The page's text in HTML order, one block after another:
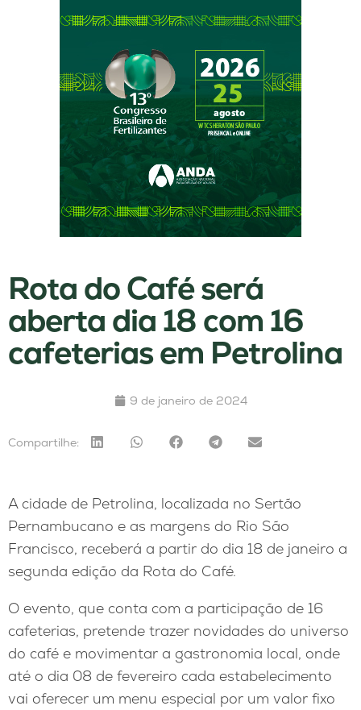
Rota do Café será
aberta dia 18 com 16
cafeterias em Petrolina
9 de janeiro de 2024
Compartilhe:
A cidade de Petrolina, localizada no Sertão
Pernambucano e as margens do Rio São
Francisco, receberá a partir do dia 18 de janeiro a
segunda edição da Rota do Café.
O evento, que conta com a participação de 16
cafeterias, pretende trazer novidades do universo
do café e movimentar a gastronomia local, onde
até o dia 08 de fevereiro cada estabelecimento
vai oferecer um menu especial por um valor fixo